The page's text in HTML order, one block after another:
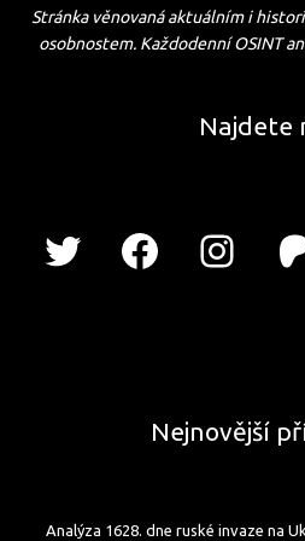
Stránka věnovaná aktuálním i
osobnostem. Každodenní OSINT
Najdete
Nejnovější
Analýza 1628. dne ruské invaze na